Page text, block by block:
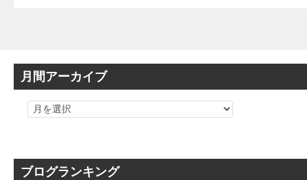
月間アーカイブ
ブログランキング